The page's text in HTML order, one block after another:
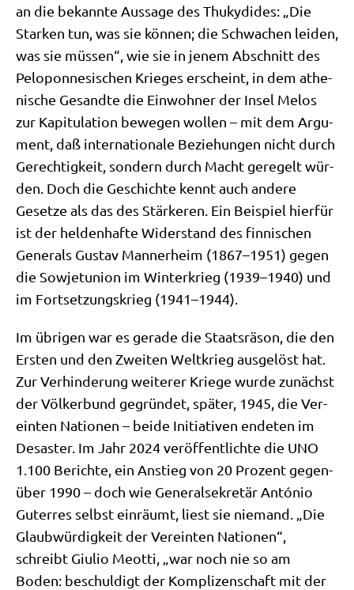
an die bekann­te Aus­sa­ge des Thuky­di­des: „Die
Star­ken tun, was sie kön­nen; die Schwa­chen lei­den,
was sie müs­sen“, wie sie in jenem Abschnitt des
Pelo­pon­ne­si­schen Krie­ges erscheint, in dem athe­
ni­sche Gesand­te die Ein­woh­ner der Insel Melos
zur Kapi­tu­la­ti­on bewe­gen wol­len – mit dem Argu­
ment, daß inter­na­tio­na­le Bezie­hun­gen nicht durch
Gerech­tig­keit, son­dern durch Macht gere­gelt wür­
den. Doch die Geschich­te kennt auch ande­re
Geset­ze als das des Stär­ke­ren. Ein Bei­spiel hier­für
ist der hel­den­haf­te Wider­stand des fin­ni­schen
Gene­rals Gustav Man­ner­heim (1867–1951) gegen
die Sowjet­uni­on im Win­ter­krieg (1939–1940) und
im Fort­set­zungs­krieg (1941–1944).
Im übri­gen war es gera­de die Staats­rä­son, die den
Ersten und den Zwei­ten Welt­krieg aus­ge­löst hat.
Zur Ver­hin­de­rung wei­te­rer Krie­ge wur­de zunächst
der Völ­ker­bund gegrün­det, spä­ter, 1945, die Ver­
ein­ten Natio­nen – bei­de Initia­ti­ven ende­ten im
Desa­ster. Im Jahr 2024 ver­öf­fent­lich­te die UNO
1.100 Berich­te, ein Anstieg von 20 Pro­zent gegen­
über 1990 – doch wie Gene­ral­se­kre­tär Antó­nio
Guter­res selbst ein­räumt, liest sie nie­mand. „Die
Glaub­wür­dig­keit der Ver­ein­ten Natio­nen“,
schreibt Giu­lio Meot­ti, „war noch nie so am
Boden: beschul­digt der Kom­pli­zen­schaft mit der